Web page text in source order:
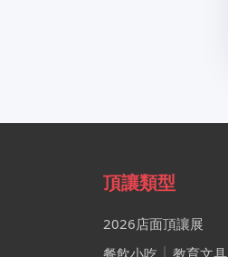
頂讓類型
2026店面頂讓展
餐飲小吃
教育文具